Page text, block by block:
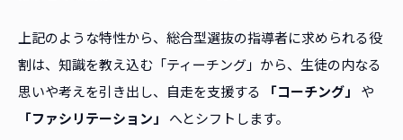
上記のような特性から、総合型選抜の指導者に求められる役
割は、知識を教え込む「ティーチング」から、生徒の内なる
思いや考えを引き出し、自走を支援する
「コーチング」
や
「ファシリテーション」
へとシフトします。